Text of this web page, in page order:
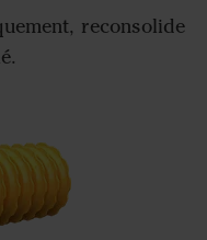
reconsolide